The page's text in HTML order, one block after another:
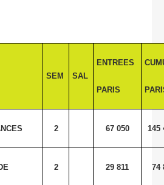
SEM SAL
ENTREES
PARIS
2 67 050 145
2 29 811 74